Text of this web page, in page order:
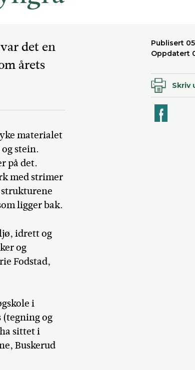
det en
årets
materialet
stein.
på det.
med strimer
ligger bak.
idrett og
og
Fodstad,
i
og
sittet i
Buskerud
Publisert
Oppdatert
Skriv